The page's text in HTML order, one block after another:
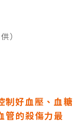
）
制好血壓、血糖
管的殺傷力最